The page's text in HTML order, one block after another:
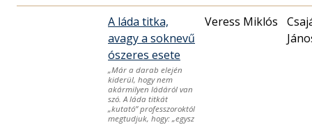
A láda titka,
avagy a soknevű
ószeres esete
„Már a darab elején
kiderül, hogy nem
akármilyen ládáról van
szó. A láda titkát
„kutató” professzoroktól
megtudjuk, hogy: „egysz
Veress Miklós